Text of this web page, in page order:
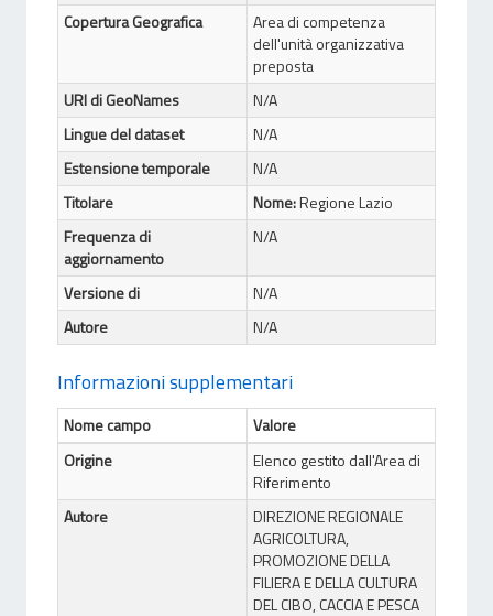
Copertura Geografica
Area di competenza
dell'unità organizzativa
preposta
URI di GeoNames
N/A
Lingue del dataset
N/A
Estensione temporale
N/A
Titolare
Nome:Regione Lazio
Frequenza di
aggiornamento
N/A
Versione di
N/A
Autore
N/A
Informazioni supplementari
Nome campo
Valore
Origine
Elenco gestito dall'Area di
Riferimento
Autore
DIREZIONE REGIONALE
AGRICOLTURA,
PROMOZIONE DELLA
FILIERA E DELLA CULTURA
DEL CIBO, CACCIA E PESCA